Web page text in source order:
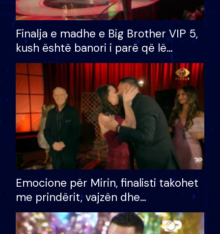
Finalja e madhe e Big Brother VIP 5,
kush është banori i parë që lë
shtëpinë dhe humb mundësinë për
të fituar çmimin e madh
Emocione për Mirin, finalisti takohet
me prindërit, vajzën dhe
bashkëshorten: S’kemi ndonjë letër
divorci apo jo?